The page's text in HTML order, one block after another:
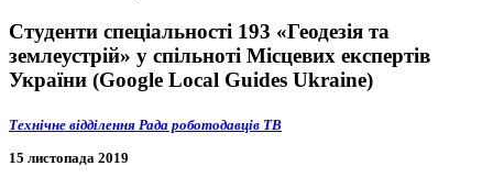
Студенти спеціальності 193 «Геодезія та
землеустрій» у спільноті Місцевих експертів
України (Google Local Guides Ukraine)
Технічне відділення Рада роботодавців ТВ
15 листопада 2019